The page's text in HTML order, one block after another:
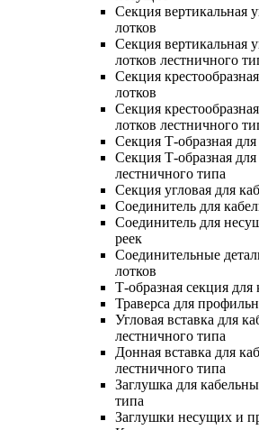
Секция вертикальная
лотков
Секция вертикальная
лотков лестничного
Секция
лотков
Секция
лотков лестничного
Секция Т-образная для
Секция Т-образная
лестничного типа
Секция угловая для
Соединитель для
Соединитель для
реек
Соединительные
лотков
Т-образная секция для
Траверса для
Угловая вставка для
лестничного типа
Донная вставка для
лестничного типа
Заглушка для
типа
Заглушки несущих и